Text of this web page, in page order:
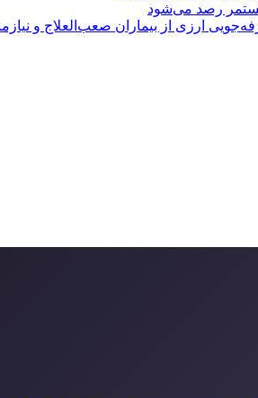
رصد می‌شود
ارزی از بیماران صعب‌العلاج و